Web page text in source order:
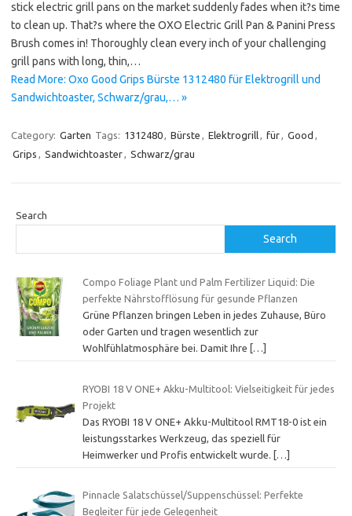
stick electric grill pans on the market suddenly fades when it?s time
to clean up. That?s where the OXO Electric Grill Pan & Panini Press
Brush comes in! Thoroughly clean every inch of your challenging
grill pans with long, thin,…
Read More: Oxo Good Grips Bürste 1312480 für Elektrogrill und
Sandwichtoaster, Schwarz/grau,… »
Category: Garten Tags: 1312480, Bürste , Elektrogrill, für, Good ,
Grips , Sandwichtoaster, Schwarz/grau
Search
Search
Compo Foliage Plant und Palm Fertilizer Liquid: Die
perfekte Nährstofflösung für gesunde Pflanzen
Grüne Pflanzen bringen Leben in jedes Zuhause, Büro
oder Garten und tragen wesentlich zur
Wohlfühlatmosphäre bei. Damit Ihre
[…]
RYOBI 18 V ONE+ Akku-Multitool: Vielseitigkeit für jedes
Projekt
Das RYOBI 18 V ONE+ Akku-Multitool RMT18-0 ist ein
leistungsstarkes Werkzeug, das speziell für
Heimwerker und Profis entwickelt wurde.
[…]
Pinnacle Salatschüssel/Suppenschüssel: Perfekte
Begleiter für jede Gelegenheit